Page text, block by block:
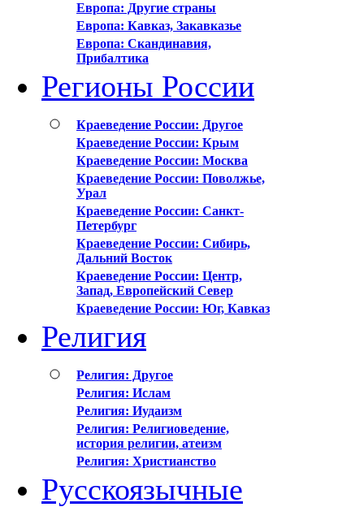
Европа: Другие страны
Европа: Кавказ, Закавказье
Европа: Скандинавия,
Прибалтика
Регионы России
Краеведение России: Другое
Краеведение России: Крым
Краеведение России: Москва
Краеведение России: Поволжье,
Урал
Краеведение России: Санкт-
Петербург
Краеведение России: Сибирь,
Дальний Восток
Краеведение России: Центр,
Запад, Европейский Север
Краеведение России: Юг, Кавказ
Религия
Религия: Другое
Религия: Ислам
Религия: Иудаизм
Религия: Религиоведение,
история религии, атеизм
Религия: Христианство
Русскоязычные